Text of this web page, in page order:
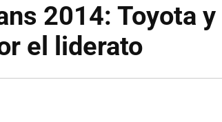
2014: Toyota y
el liderato